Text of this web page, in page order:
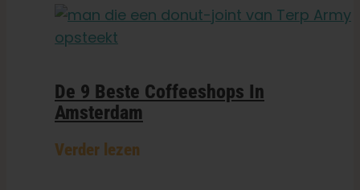
De 9 Beste Coffeeshops In
Amsterdam
Verder lezen